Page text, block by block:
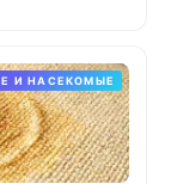
И НАСЕКОМЫЕ